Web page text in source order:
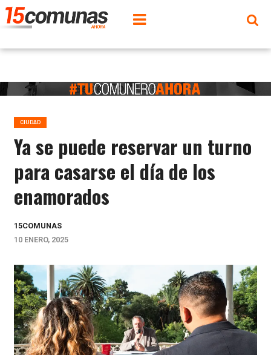
CIUDAD
Ya se puede reservar un turno
para casarse el día de los
enamorados
15COMUNAS
10 ENERO, 2025